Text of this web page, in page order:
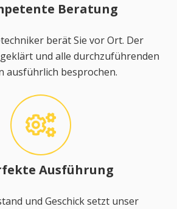
Beratung
berät Sie vor Ort. Der
und alle durchzuführenden
ausführlich besprochen.
Ausführung
und Geschick setzt unser